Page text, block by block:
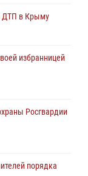
на охраняемом
ДТП в Крыму
избранницей
Росгвардии
порядка